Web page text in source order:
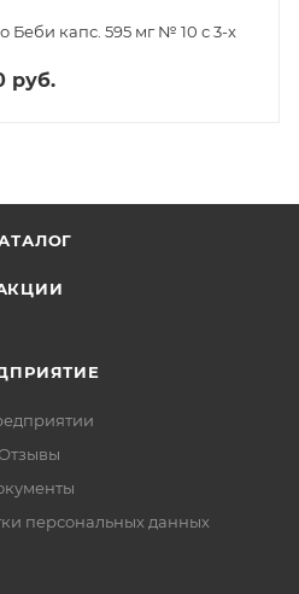
Беби капс. 595 мг № 10 с 3-х
руб.
персональных данных